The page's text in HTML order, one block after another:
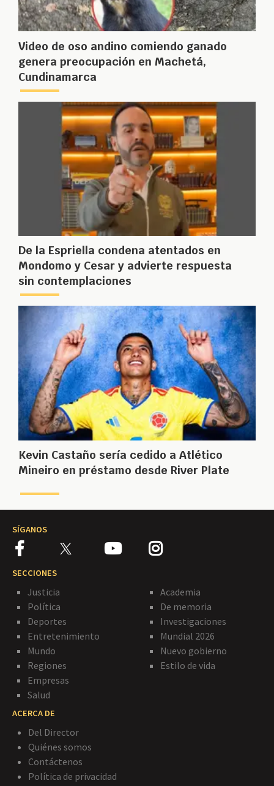
Video de oso andino comiendo ganado
genera preocupación en Machetá,
Cundinamarca
De la Espriella condena atentados en
Mondomo y Cesar y advierte respuesta
sin contemplaciones
Kevin Castaño sería cedido a Atlético
Mineiro en préstamo desde River Plate
SÍGANOS
SECCIONES
Justicia
Política
Deportes
Entretenimiento
Mundo
Regiones
Empresas
Salud
Academia
De memoria
Investigaciones
Mundial 2026
Nuevo gobierno
Estilo de vida
ACERCA DE
Del Director
Quiénes somos
Contáctenos
Política de privacidad